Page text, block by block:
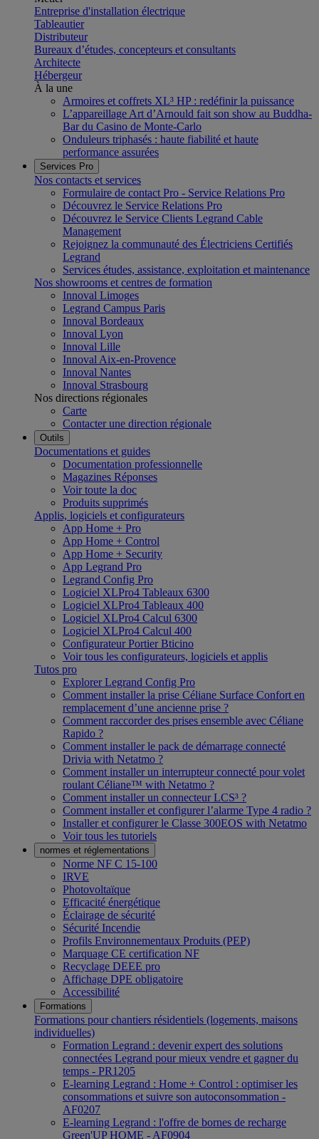
Entreprise d'installation électrique
Tableautier
Distributeur
Bureaux d’études, concepteurs et consultants
Architecte
Hébergeur
À la une
Armoires et coffrets XL³ HP : redéfinir la puissance
L’appareillage Art d’Arnould fait son show au Buddha-
Bar du Casino de Monte-Carlo
Onduleurs triphasés : haute fiabilité et haute
performance assurées
Services Pro
Nos contacts et services
Formulaire de contact Pro - Service Relations Pro
Découvrez le Service Relations Pro
Découvrez le Service Clients Legrand Cable
Management
Rejoignez la communauté des Électriciens Certifiés
Legrand
Services études, assistance, exploitation et maintenance
Nos showrooms et centres de formation
Innoval Limoges
Legrand Campus Paris
Innoval Bordeaux
Innoval Lyon
Innoval Lille
Innoval Aix-en-Provence
Innoval Nantes
Innoval Strasbourg
Nos directions régionales
Carte
Contacter une direction régionale
Outils
Documentations et guides
Documentation professionnelle
Magazines Réponses
Voir toute la doc
Produits supprimés
Applis, logiciels et configurateurs
App Home + Pro
App Home + Control
App Home + Security
App Legrand Pro
Legrand Config Pro
Logiciel XLPro4 Tableaux 6300
Logiciel XLPro4 Tableaux 400
Logiciel XLPro4 Calcul 6300
Logiciel XLPro4 Calcul 400
Configurateur Portier Bticino
Voir tous les configurateurs, logiciels et applis
Tutos pro
Explorer Legrand Config Pro
Comment installer la prise Céliane Surface Confort en
remplacement d’une ancienne prise ?
Comment raccorder des prises ensemble avec Céliane
Rapido ?
Comment installer le pack de démarrage connecté
Drivia with Netatmo ?
Comment installer un interrupteur connecté pour volet
roulant Céliane™ with Netatmo ?
Comment installer un connecteur LCS³ ?
Comment installer et configurer l’alarme Type 4 radio ?
Installer et configurer le Classe 300EOS with Netatmo
Voir tous les tutoriels
normes et réglementations
Norme NF C 15-100
IRVE
Photovoltaïque
Efficacité énergétique
Éclairage de sécurité
Sécurité Incendie
Profils Environnementaux Produits (PEP)
Marquage CE certification NF
Recyclage DEEE pro
Affichage DPE obligatoire
Accessibilité
Formations
Formations pour chantiers résidentiels (logements, maisons
individuelles)
Formation Legrand : devenir expert des solutions
connectées Legrand pour mieux vendre et gagner du
temps - PR1205
E-learning Legrand : Home + Control : optimiser les
consommations et suivre son autoconsommation -
AF0207
E-learning Legrand : l'offre de bornes de recharge
Green'UP HOME - AF0904